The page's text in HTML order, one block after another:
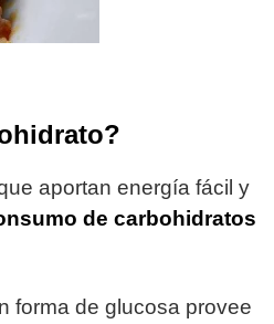
aportan energía fácil y
de carbohidratos
forma de glucosa provee